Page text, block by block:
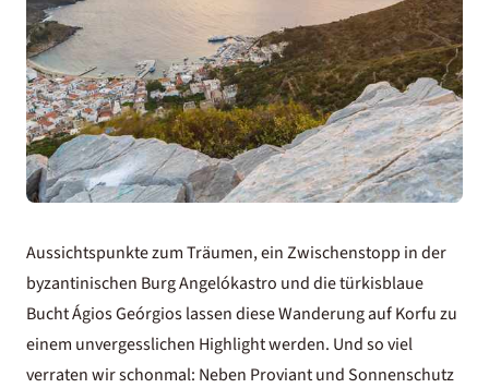
Aussichtspunkte zum Träumen, ein Zwischenstopp in der
byzantinischen Burg Angelókastro und die türkisblaue
Bucht Ágios Geórgios lassen dieseWanderung auf Korfuzu
einem unvergesslichen Highlight werden. Und so viel
verraten wir schonmal: Neben Proviant und Sonnenschutz